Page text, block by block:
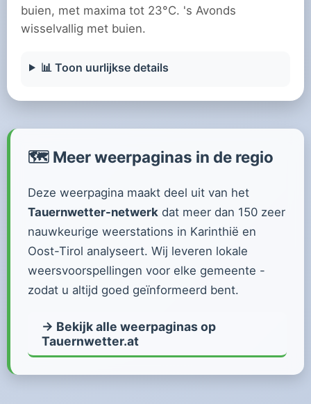
buien, met maxima tot 23°C. 's Avonds
wisselvallig met buien.
📊 Toon uurlijkse details
🗺️ Meer weerpaginas in de regio
Deze weerpagina maakt deel uit van het
Tauernwetter-netwerk dat meer dan 150 zeer
nauwkeurige weerstations in Karinthië en
Oost-Tirol analyseert. Wij leveren lokale
weersvoorspellingen voor elke gemeente -
zodat u altijd goed geïnformeerd bent.
→ Bekijk alle weerpaginas op
Tauernwetter.at